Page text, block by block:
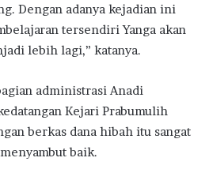
Dengan adanya kejadian ini
tersendiri Yanga akan
lebih lagi,” katanya.
administrasi Anadi
Kejari Prabumulih
berkas dana hibah itu sangat
baik.